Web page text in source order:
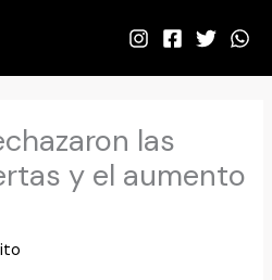
las
y el aumento